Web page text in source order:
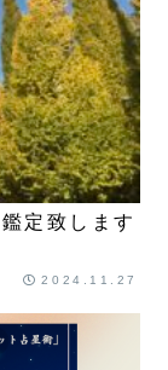
定致します
2024.11.27